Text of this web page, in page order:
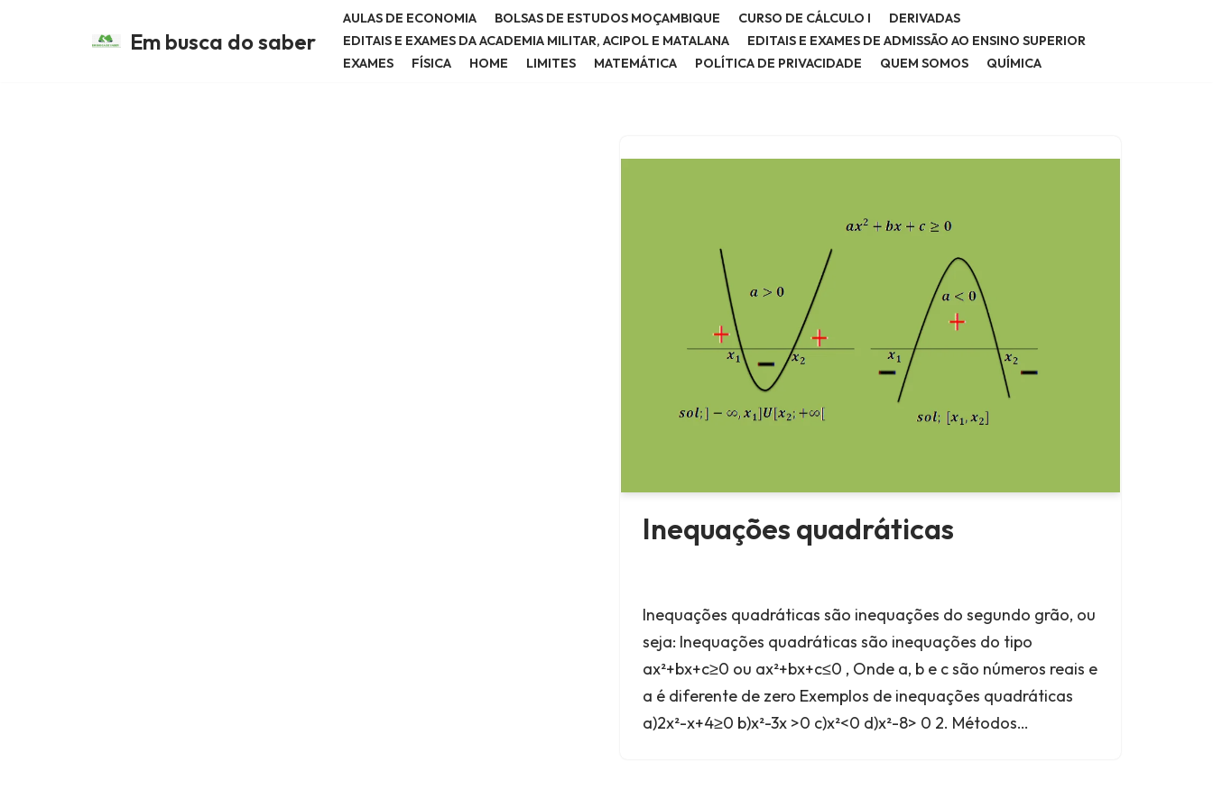
Em busca do saber
AULAS DE ECONOMIA BOLSAS DE ESTUDOS MOÇAMBIQUE CURSO DE CÁLCULO I
DERIVADAS
EDITAIS E EXAMES DA ACADEMIA MILITAR, ACIPOL E MATALANA
EDITAIS E EXAMES DE ADMISSÃO AO ENSINO SUPERIOR
EXAMES
FÍSICA HOME LIMITES MATEMÁTICA POLÍTICA DE PRIVACIDADE QUEM SOMOS QUÍMICA
Inequações quadráticas
Inequações quadráticas são inequações do segundo grão, ou
seja: Inequações quadráticas são inequações do tipo
ax²+bx+c≥0 ou ax²+bx+c≤0 , Onde a, b e c são números reais e
a é diferente de zero Exemplos de inequações quadráticas
a)2x²-x+4≥0 b)x²-3x >0 c)x²<0 d)x²-8> 0 2. Métodos…